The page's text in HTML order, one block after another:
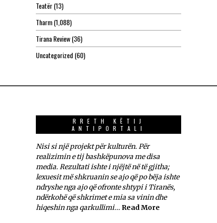
Teatër(13)
Tharm(1,088)
Tirana Review(36)
Uncategorized (60)
RRETH KËTIJ
ANTIPORTALI
Nisi si një projekt për kulturën. Për
realizimin e tij bashkëpunova me disa
media. Rezultati ishte i njëjtë në të gjitha;
lexuesit më shkruanin se ajo që po bëja ishte
ndryshe nga ajo që ofronte shtypi i Tiranës,
ndërkohë që shkrimet e mia sa vinin dhe
hiqeshin nga qarkullimi... Read More